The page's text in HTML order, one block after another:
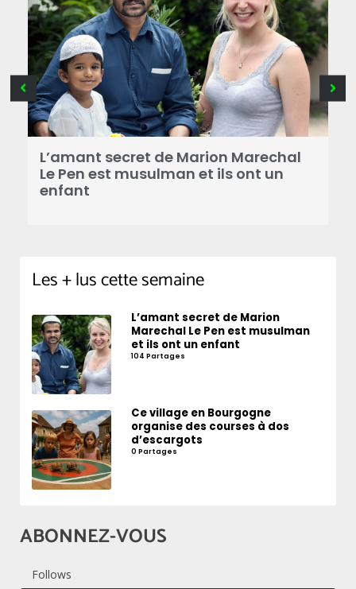
L’amant secret de Marion Marechal
Le Pen est musulman et ils ont un
enfant
Les + lus cette semaine
L’amant secret de Marion
Marechal Le Pen est musulman
et ils ont un enfant
104 Partages
Ce village en Bourgogne
organise des courses à dos
d’escargots
0 Partages
ABONNEZ-VOUS
Follows